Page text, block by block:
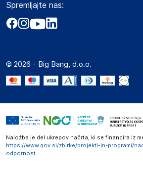
Obvestila za javnost
Akt o digitalnih storitvah
Marketplace za partnerje
Novosti
Zavarovanje izdelkov
Marketplace
Kako oddati naročilo?
Spremljajte nas:
© 2026 - Big Bang, d.o.o.
Naložba je del ukrepov načrta, ki se financira iz
https://www.gov.si/zbirke/projekti-in-programi/
odpornost